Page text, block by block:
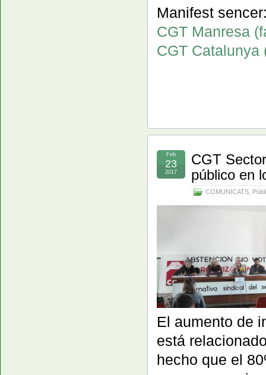
Manifest
CGT Manresa
CGT Catalunya
CGT
público en
COMUNICATS
Feb
23
2017
El aumento de
está
hecho que el